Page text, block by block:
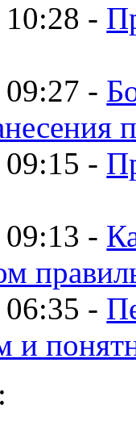
-
-
-
-
-
и